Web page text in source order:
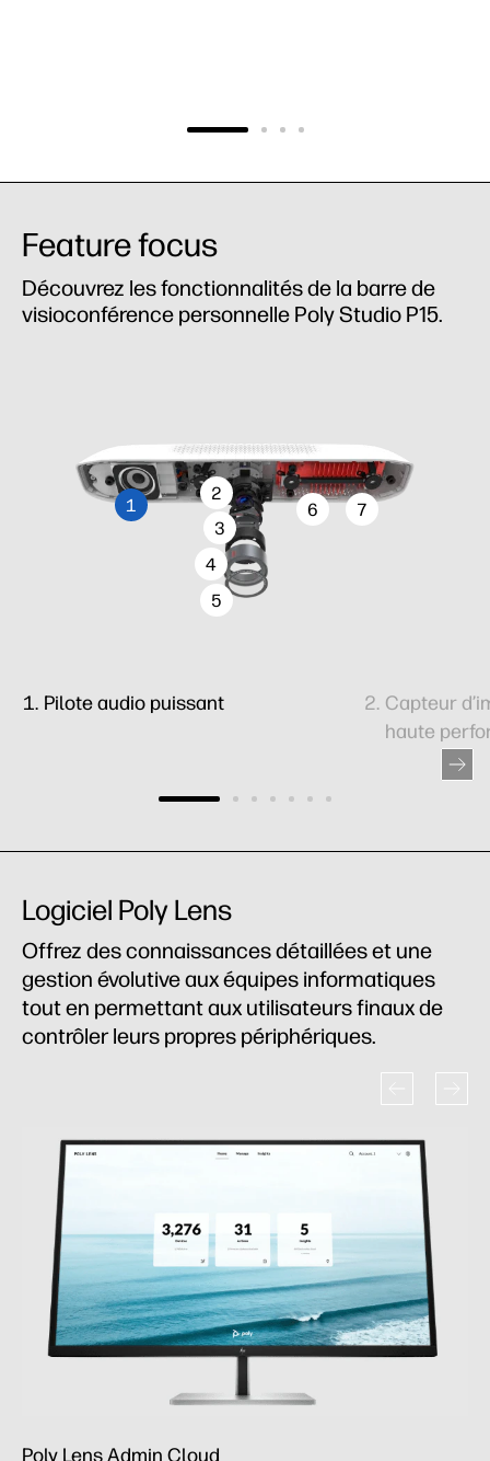
Feature focus
Découvrez les fonctionnalités de la barre de
visioconférence personnelle Poly Studio P15.
7
6
5
4
3
2
1
Pilote audio puissant
Capteur
haute
Logiciel Poly Lens
Offrez des connaissances détaillées et une
gestion évolutive aux équipes informatiques
tout en permettant aux utilisateurs finaux de
contrôler leurs propres périphériques.
Poly Lens Admin Cloud